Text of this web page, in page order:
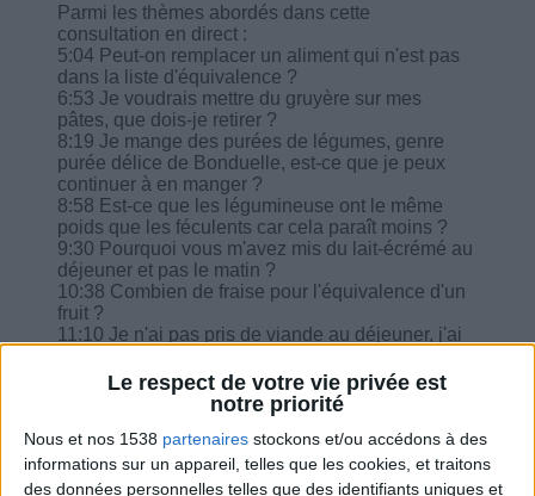
Le respect de votre vie privée est
notre priorité
Nous et nos 1538 partenaires stockons et/ou accédons à des
informations sur un appareil, telles que les cookies, et traitons
des données personnelles telles que des identifiants uniques et
Parmi les thèmes abordés dans cette
consultation en direct :
5:04 Peut-on remplacer un aliment qui n'est pas
dans la liste d'équivalence ?
6:53 Je voudrais mettre du gruyère sur mes
pâtes, que dois-je retirer ?
8:19 Je mange des purées de légumes, genre
purée délice de Bonduelle, est-ce que je peux
continuer à en manger ?
8:58 Est-ce que les légumineuse ont le même
poids que les féculents car cela paraît moins ?
9:30 Pourquoi vous m'avez mis du lait-écrémé au
déjeuner et pas le matin ?
10:38 Combien de fraise pour l'équivalence d'un
fruit ?
11:10 Je n'ai pas pris de viande au déjeuner, j'ai
raisonnable ?
11:57 Que pensez-vous des 'overnight oats' ?
J'ai commencé hier le régime de relance aux
oeufs car je suis démotivée et je perd plus de
poids, est-ce que je dois le mettre sur le carnet ?
13:18 Cela fait maintenant 4 mois sans perdre ni